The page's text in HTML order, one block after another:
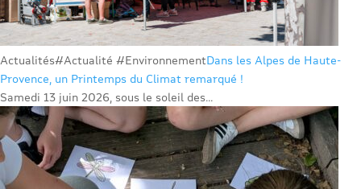
Actualités#Actualité #EnvironnementDans les Alpes de Haute-
Provence, un Printemps du Climat remarqué !
Samedi 13 juin 2026, sous le soleil des...